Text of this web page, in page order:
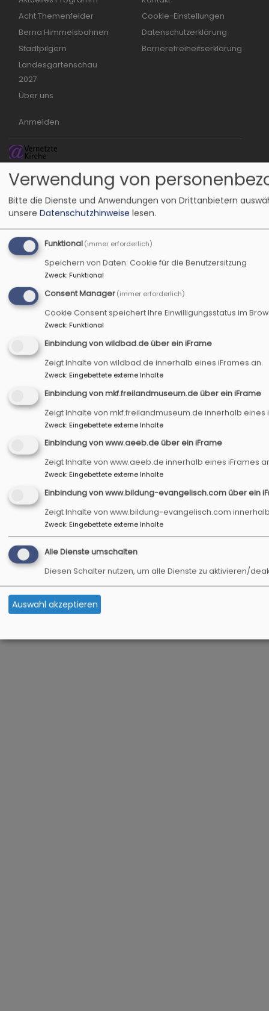
Acht Themenfelder
Berna Himmelsbahnen
Stadtpilgern
Landesgartenschau
2027
Über uns
Cookie-Einstellungen
Datenschutzerklärung
Barrierefreiheitserklärung
Benutzermenü
Anmelden
Verwendung von
Bitte die Dienste und Anwendungen von Drittanbietern
unsere Datenschutzhinweise lesen.
Funktional(immer erforderlich)
Speichern von Daten: Cookie für die Benutzersitzung
Zweck:Funktional
Consent Manager(immer erforderlich)
Cookie Consent speichert Ihre Einwilligungsstatus im
Zweck:Funktional
Einbindung von wildbad.de über ein iFrame
Zeigt Inhalte von wildbad.de innerhalb eines iFrames an.
Zweck:Eingebettete externe Inhalte
Einbindung von mkf.freilandmuseum.de über ein iFrame
Zeigt Inhalte von mkf.freilandmuseum.de innerhalb eines
Zweck:Eingebettete externe Inhalte
Einbindung von www.aeeb.de über ein iFrame
Zeigt Inhalte von www.aeeb.de innerhalb eines iFrames
Zweck:Eingebettete externe Inhalte
Einbindung von www.bildung-evangelisch.com über ein
Zeigt Inhalte von www.bildung-evangelisch.com
Zweck:Eingebettete externe Inhalte
Alle Dienste umschalten
Diesen Schalter nutzen, um alle Dienste zu aktivieren/
Auswahl akzeptieren